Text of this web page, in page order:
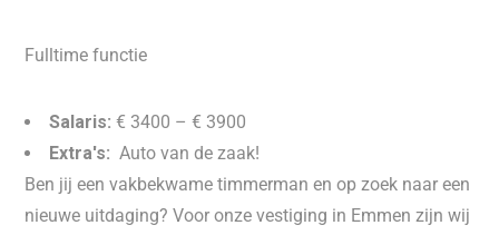
Fulltime functie
Salaris:€ 3400 – € 3900
Extra's: Auto van de zaak!
Ben jij een vakbekwame timmerman en op zoek naar een
nieuwe uitdaging? Voor onze vestiging in Emmen zijn wij